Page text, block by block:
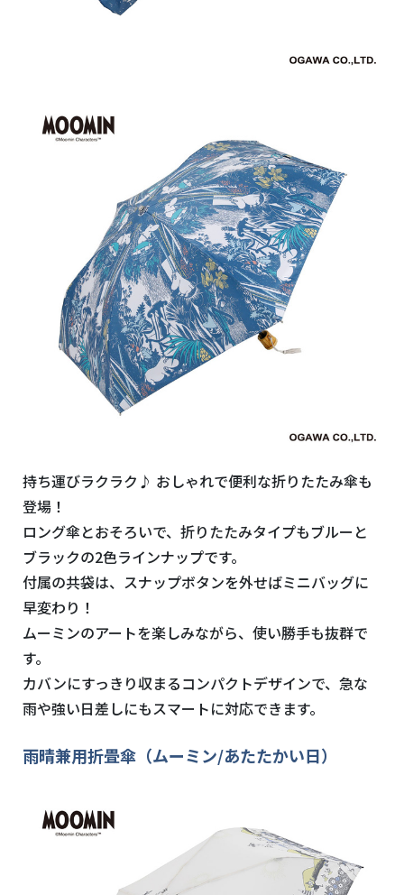
持ち運びラクラク♪ おしゃれで便利な折りたたみ傘も
登場！
ロング傘とおそろいで、折りたたみタイプもブルーと
ブラックの2色ラインナップです。
付属の共袋は、スナップボタンを外せばミニバッグに
早変わり！
ムーミンのアートを楽しみながら、使い勝手も抜群で
す。
カバンにすっきり収まるコンパクトデザインで、急な
雨や強い日差しにもスマートに対応できます。
雨晴兼用折畳傘（ムーミン/あたたかい日）